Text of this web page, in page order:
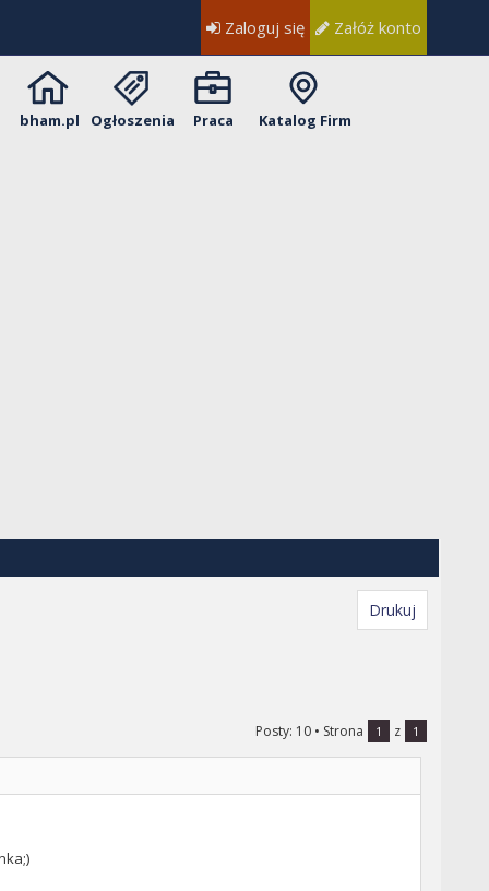
Zaloguj się Załóż konto
bham.pl Ogłoszenia Praca Katalog Firm
Drukuj
Posty: 10 • Strona 1 z 1